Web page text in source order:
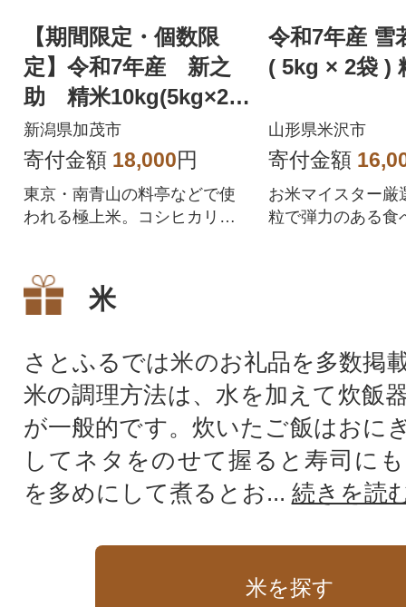
【期間限定・個数限
定】令和7年産 新之
助 精米10kg(5kg×2
袋) 特別企画
新潟県加茂市
寄付金額 18,000円
東京・南青山の料亭などで使
われる極上米。コシヒカリに
令和7年産 雪
( 5kg × 2袋 )
山形県米沢市
寄付金額
お米マイスター厳
粒で弾力のある食
米
さとふるでは米のお礼品を多数掲
米の調理方法は、水を加えて炊飯
が一般的です。炊いたご飯はおに
してネタをのせて握ると寿司に
を多めにして煮るとお... 続きを読
米を探す